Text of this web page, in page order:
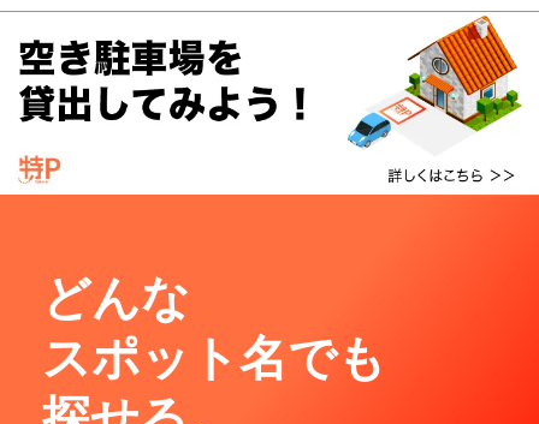
どんな
スポット名でも